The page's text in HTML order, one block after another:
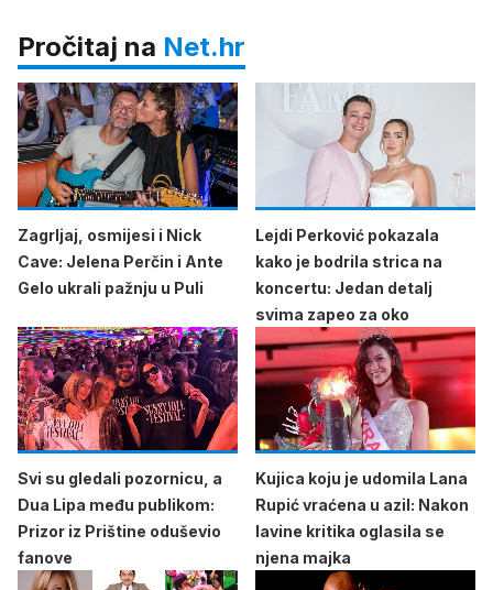
Pročitaj na Net.hr
Zagrljaj, osmijesi i Nick
Cave: Jelena Perčin i Ante
Gelo ukrali pažnju u Puli
Lejdi Perković pokazala
kako je bodrila strica na
koncertu: Jedan detalj
svima zapeo za oko
Svi su gledali pozornicu, a
Dua Lipa među publikom:
Prizor iz Prištine oduševio
fanove
Kujica koju je udomila Lana
Rupić vraćena u azil: Nakon
lavine kritika oglasila se
njena majka